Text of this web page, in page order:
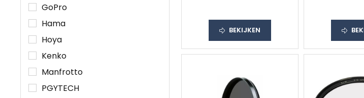
GoPro
Hama
Hoya
Kenko
Manfrotto
PGYTECH
BEKIJKEN